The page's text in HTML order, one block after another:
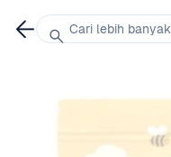
Cari lebih